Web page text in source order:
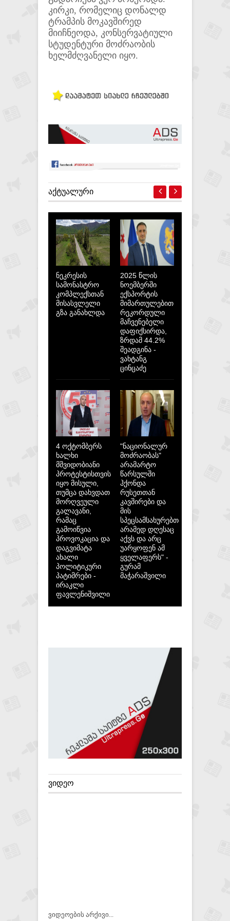
კირკი, რომელიც დონალდ
ტრამპის მოკავშირედ
მიიჩნეოდა, კონსერვატიული
სტუდენტური მოძრაობის
ხელმძღვანელი იყო.
ᲐᲥᲢᲣᲐᲚᲣᲠᲘ
ნეკრესის
სამონასტრო
კომპლექსთან
მისასვლელი
გზა განახლდა
2025 წლის
ნოემბერში
ექსპორტის
მიმართულებით
რეკორდული
მაჩვენებელი
დაფიქსირდა,
ზრდამ 44.2%
შეადგინა -
ვახტანგ
ცინცაძე
4 ოქტომბერს
ხალხი
მშვიდობიანი
პროტესტისთვის
იყო მისული,
თუმცა დახვდათ
მორღვეული
გალავანი,
რამაც
გამოიწვია
პროვოკაცია და
დაგვიმატა
ახალი
პოლიტიკური
პატიმრები -
ირაკლი
ფავლენიშვილი
"ნაციონალურ
მოძრაობას"
არამარტო
წარსულში
ჰქონდა
რუსეთთან
კავშირები და
მის
სპეცსამსახურებთან,
არამედ დღესაც
აქვს და არც
უარყოფენ ამ
ყველაფერს" -
გურამ
მაჭარაშვილი
ᲕᲘᲓᲔᲝ
ვიდეოების არქივი...